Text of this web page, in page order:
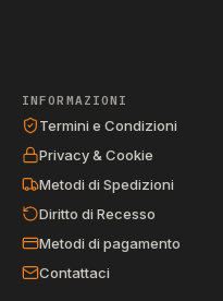
INFORMAZIONI
Termini e Condizioni
Privacy & Cookie
Metodi di Spedizioni
Diritto di Recesso
Metodi di pagamento
Contattaci